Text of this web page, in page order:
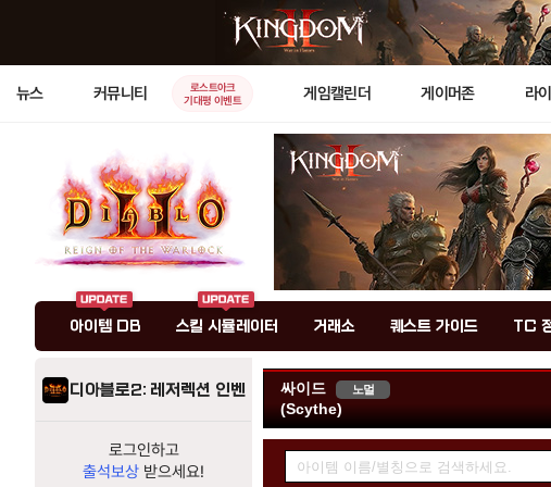
뉴스 커뮤니티
로스트아크
기대평 이벤트
게임캘린더 게이머존 라
아이템 DB 스킬 시뮬레이터 거래소 퀘스트 가이드 TC
디아블로2: 레저렉션 인벤
로그인하고
출석보상 받으세요!
싸이드 노멀
(Scythe)